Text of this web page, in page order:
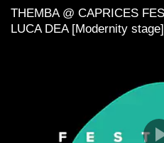
THEMBA @ CAPRICES
LUCA DEA [Modernity stage]